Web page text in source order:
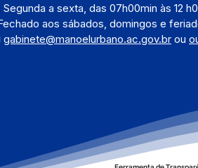
Segunda a sexta, das 07h00min às 12
aos sábados, domingos e
gabinete@manoelurbano.ac.gov.br ou